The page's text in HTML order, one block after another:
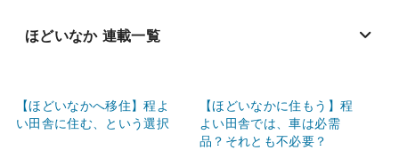
ほどいなか 連載一覧
【ほどいなかへ移住】程よ
い田舎に住む、という選択
【ほどいなかに住もう】程
よい田舎では、車は必需
品？それとも不必要？